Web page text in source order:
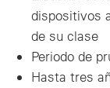
dispositivos
de su clase
Periodo de
Hasta tres